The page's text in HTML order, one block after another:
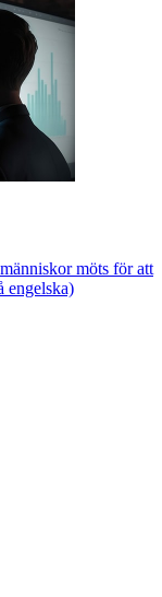
möts för att
engelska)